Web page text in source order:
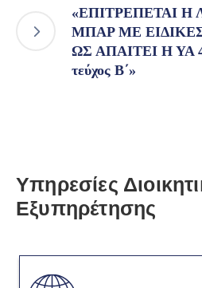
«ΕΠΙΤΡΕΠΕΤΑΙ Η
ΜΠΑΡ ΜΕ
ΩΣ ΑΠΑΙΤΕΙ Η ΥΑ
τεύχος Β΄»
Υπηρεσίες
Εξυπηρέτησης